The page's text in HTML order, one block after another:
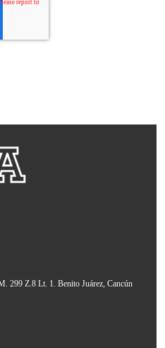
299 Z.8 Lt. 1. Benito Juárez, Cancún